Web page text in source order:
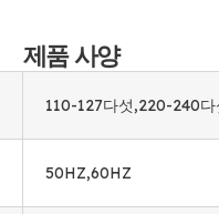
제품 사양
110-127다섯,220-240다
50HZ,60HZ